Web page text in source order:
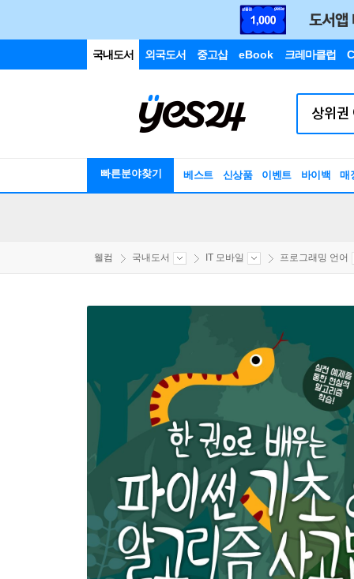
국내도서 외국도서 중고샵 eBook 크레마클럽
빠른분야찾기 베스트 신상품 이벤트 바이백 매
웰컴 국내도서 IT 모바일 프로그래밍 언어